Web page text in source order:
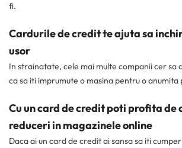
fi.
Cardurile de credit te ajuta sa
usor
In strainatate, cele mai multe companii cer sa
ca sa iti imprumute o masina pentru o
Cu un card de credit poti profita de
reduceri in magazinele online
Daca ai un card de credit ai sansa sa iti